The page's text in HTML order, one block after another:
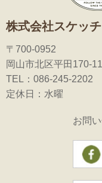
株式会社スケッチ
〒700-0952
岡山市北区平田170-
TEL：086-245-
定休日：水曜
お問